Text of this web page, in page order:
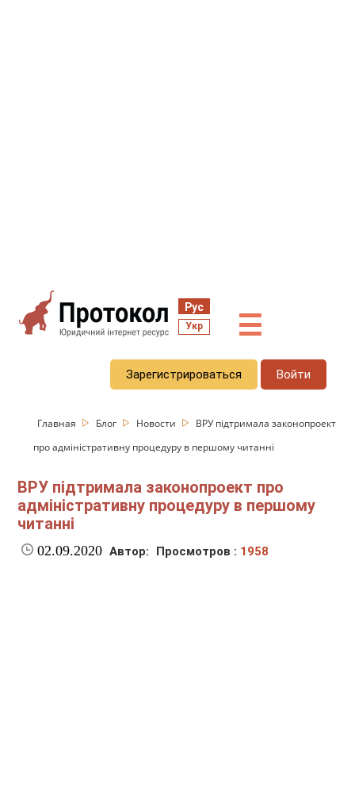
Рус
Укр ☰
Зарегистрироваться Войти
Главная Блог Новости
ВРУ підтримала законопроект
про адміністративну процедуру в першому читанні
ВРУ підтримала законопроект про
адміністративну процедуру в першому
читанні
02.09.2020 Автор: Просмотров : 1958